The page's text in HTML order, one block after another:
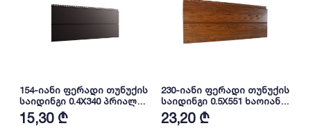
154-იანი ფერადი თუნუქის
საიდინგი 0.4X340 პრიალა
RAL 8019 NOVA
15,30 ₾
230-იანი ფერადი თუნუქის
საიდინგი 0.5X551 ხაოიანი
WOOD NOVA
23,20 ₾